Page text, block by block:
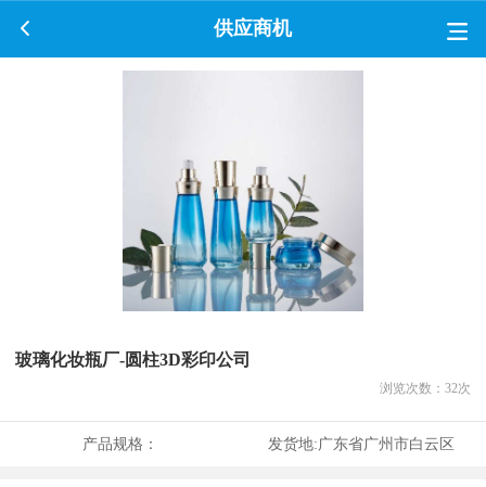
供应商机
玻璃化妆瓶厂-圆柱3D彩印公司
浏览次数： 32次
产品规格： 发货地:广东省广州市白云区